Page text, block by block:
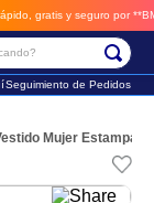
gratis y seguro por **BM-
Seguimiento de Pedidos
Mujer